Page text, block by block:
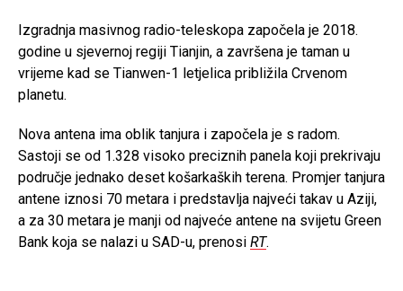
Izgradnja masivnog radio-teleskopa započela je 2018.
godine u sjevernoj regiji Tianjin, a završena je taman u
vrijeme kad se Tianwen-1 letjelica približila Crvenom
planetu.
Nova antena ima oblik tanjura i započela je s radom.
Sastoji se od 1.328 visoko preciznih panela koji prekrivaju
područje jednako deset košarkaških terena. Promjer tanjura
antene iznosi 70 metara i predstavlja najveći takav u Aziji,
a za 30 metara je manji od najveće antene na svijetu Green
Bank koja se nalazi u SAD-u, prenosi RT.